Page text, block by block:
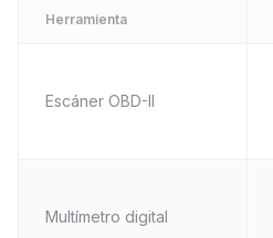
Herramienta
Escáner OBD-II
Multímetro digital